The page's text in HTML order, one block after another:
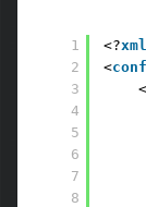
1
2
3
4
5
6
7
8
<?xml
<
<